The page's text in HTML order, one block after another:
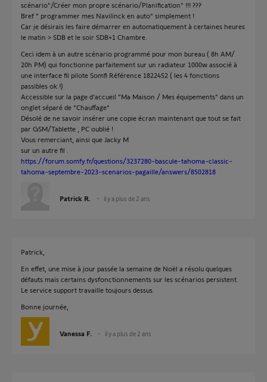
scénario"/Créer mon propre scénario/Planification" !!! ???
Bref " programmer mes Navilinck en auto" simplement !
Car je désirais les faire démarrer en automatiquement à certaines heures
le matin > SDB et le soir SDB+1 Chambre.
Ceci idem à un autre scénario programmé pour mon bureau ( 8h AM/
20h PM) qui fonctionne parfaitement sur un radiateur 1000w associé à
une interface fil pilote Somfi Référence 1822452 ( les 4 fonctions
passibles ok !)
Accessible sur la page d’accueil "Ma Maison / Mes équipements" dans un
onglet séparé de "Chauffage"
Désolé de ne savoir insérer une copie écran maintenant que tout se fait
par GSM/Tablette , PC oublié !
Vous remerciant, ainsi que Jacky M
sur un autre fil .
https://forum.somfy.fr/questions/3237280-bascule-tahoma-classic-
tahoma-septembre-2023-scenarios-pagaille/answers/8502818
Patrick R. il y a plus de 2 ans
Patrick,
En effet, une mise à jour passée la semaine de Noël a résolu quelques
défauts mais certains dysfonctionnements sur les scénarios persistent.
Le service support travaille toujours dessus.
Bonne journée,
Vanessa F. il y a plus de 2 ans